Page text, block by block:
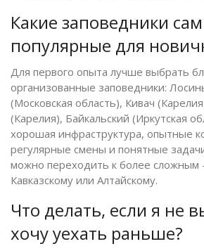
Какие заповедники
популярные для
Для первого опыта лучше выбрать
организованные заповедники:
(Московская область), Кивач
(Карелия), Байкальский (Иркутская
хорошая инфраструктура, опытные
регулярные смены и понятные
можно переходить к более сложным
Кавказскому или Алтайскому.
Что делать, если я не
хочу уехать раньше?